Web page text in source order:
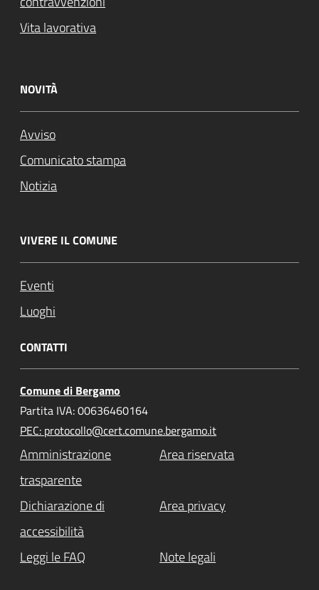
Vita lavorativa
NOVITÀ
Avviso
Comunicato stampa
Notizia
VIVERE IL COMUNE
Eventi
Luoghi
CONTATTI
Comune di Bergamo
Partita IVA: 00636460164
PEC: protocollo@cert.comune.bergamo.it
Amministrazione
trasparente
Area riservata
Dichiarazione di
accessibilità
Area privacy
Leggi le FAQ Note legali